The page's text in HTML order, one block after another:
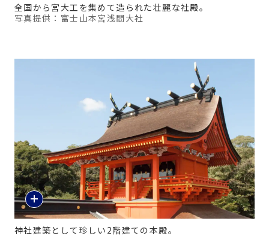
全国から宮大工を集めて造られた壮麗な社殿。
写真提供：富士山本宮浅間大社
神社建築として珍しい2階建ての本殿。